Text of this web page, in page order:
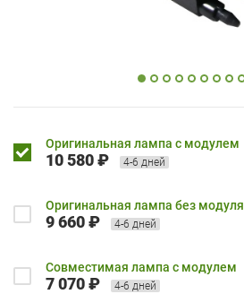
Оригинальная лампа с модулем
10 580 ₽ 4-6 дней
Оригинальная лампа без модуля
9 660 ₽ 4-6 дней
Совместимая лампа с модулем
7 070 ₽ 4-6 дней